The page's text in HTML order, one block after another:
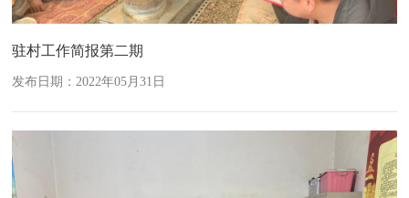
驻村工作简报第二期
发布日期：2022年05月31日